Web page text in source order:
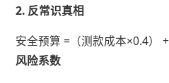
​2. 反常识真相​
安全预算 =（测款成本×0.4）
风险系数​